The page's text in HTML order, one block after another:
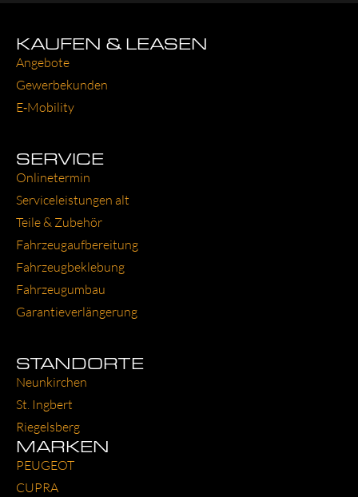
KAUFEN & LEASEN
Ange­bo­te
Gewer­be­kun­den
E‑Mobility
SERVICE
Online­ter­min
Ser­vice­leis­tun­gen alt
Tei­le & Zube­hör
Fahr­zeug­auf­be­rei­tung
Fahr­zeug­be­kle­bung
Fahr­zeug­um­bau
Garantie­verlängerung
STANDORTE
Neun­kir­chen
St. Ing­bert
Rie­gels­berg
MARKEN
PEU­GEOT
CUP­RA